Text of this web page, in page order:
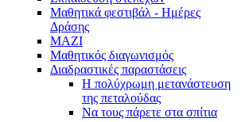
Μαθητικά φεστιβάλ - Ημέρες
Δράσης
ΜΑΖΙ
Μαθητικός διαγωνισμός
Διαδραστικές παραστάσεις
Η πολύχρωμη μετανάστευση
της πεταλούδας
Να τους πάρετε στα σπίτια